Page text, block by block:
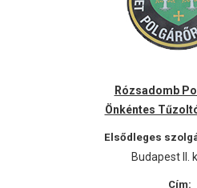
Rózsadomb
Önkéntes
Elsődleges
Budapest II.
Cím: